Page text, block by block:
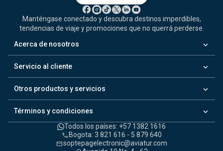
Manténgase conectado y descubra destinos imperdibles,
tendencias de viaje y promociones que no querrá perderse.
Acerca de nosotros
keyboard_arrow_down
Servicio al cliente keyboard_arrow_down
Otros productos y servicios keyboard_arrow_down
Términos y condiciones keyboard_arrow_down
Todos los países: +57 1382 1616
call Bogota: 3 821 616 - 5 879 640
mailsoptepagelectronic@aviatur.com